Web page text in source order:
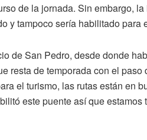
de la jornada. Sin embargo,
y tampoco sería habilitado para
de San Pedro, desde donde
resta de temporada con el
el turismo, las rutas están en
este puente así que